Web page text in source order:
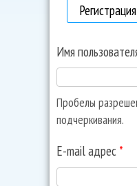
Регистрация
Имя
Пробелы
подчеркивания.
E-mail адрес *